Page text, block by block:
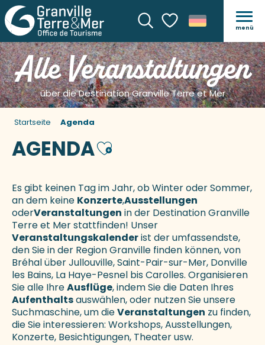
SucheVoir les favoris
menü
Alle Veranstaltungen
über die Destination Granville Terre et Mer
Startseite Agenda
AGENDAAjouter aux favoris
Es gibt keinen Tag im Jahr, ob Winter oder Sommer,
an dem keine Konzerte,Ausstellungen
oderVeranstaltungen in der Destination Granville
Terre et Mer stattfinden! Unser
Veranstaltungskalenderist der umfassendste,
den Sie in der Region Granville finden können, von
Bréhal über Jullouville, Saint-Pair-sur-Mer, Donville
les Bains, La Haye-Pesnel bis Carolles. Organisieren
Sie alle IhreAusflüge, indem Sie die Daten Ihres
Aufenthaltsauswählen, oder nutzen Sie unsere
Suchmaschine, um dieVeranstaltungen zu finden,
die Sie interessieren: Workshops, Ausstellungen,
Konzerte, Besichtigungen, Theater usw.